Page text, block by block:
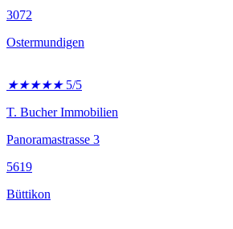
3072
Ostermundigen
★★★★★ 5/5
T. Bucher Immobilien
Panoramastrasse 3
5619
Büttikon